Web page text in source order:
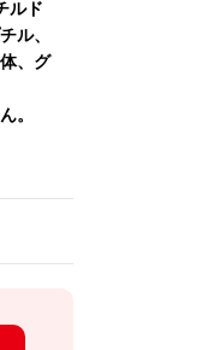
ルド
ル、
、グ
。